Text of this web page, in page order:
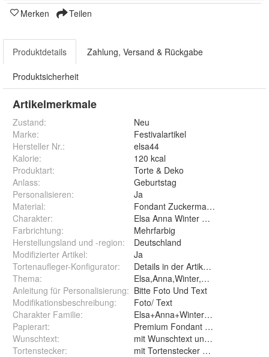
Merken Teilen
Produktdetails Zahlung, Versand & Rückgabe
Produktsicherheit
Artikelmerkmale
Zustand:
Neu
Marke:
Festivalartikel
Hersteller Nr.:
elsa44
Kalorie:
120 kcal
Produktart:
Torte & Deko
Anlass:
Geburtstag
Personalisieren:
Ja
Material:
Fondant Zuckermasse Oblate
Charakter:
Elsa Anna Winter Märchen
Farbrichtung:
Mehrfarbig
Herstellungsland und -region:
Deutschland
Modifizierter Artikel:
Ja
Tortenaufleger-Konfigurator:
Details in der Artikelbeschreibung
Thema:
Anleitung für Personalisierung: Bitte Foto Und Text
Modifikationsbeschreibung:
Foto/ Text
Charakter Familie:
Papierart:
Wunschtext:
mit Wunschtext und ohne
Tortenstecker: